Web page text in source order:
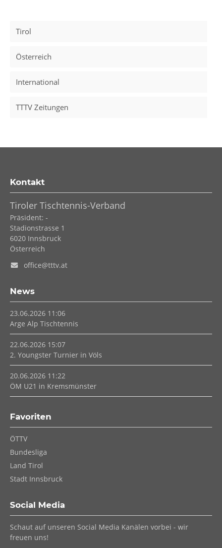
Tirol
Österreich
International
TTTV Zeitungen
Kontakt
Tiroler Tischtennis-Verband
Präsident: -
Stadionstrasse 1
6020 Innsbruck
Österreich
office@tttv.at
News
23.06.2026 11:06
Arge Alp Tischtennis
22.06.2026 15:07
2. Youngster Turnier in Völs
20.06.2026 11:22
ÖM U21 in Kremsmünster
Favoriten
Navigation
überspringen
ÖTTV
Bundesliga
Land Tirol
Stadt Innsbruck
Social Media
Schaut auf unseren Social Media Kanälen vorbei - wir
freuen uns!